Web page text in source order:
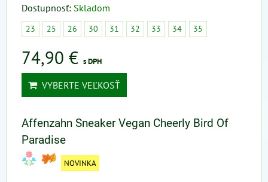
Dostupnosť: Skladom
23 25 26 30 31 32 33 34 35
74,90 € s DPH
VYBERTE VEĽKOSŤ
Affenzahn Sneaker Vegan Cheerly Bird Of
Paradise
NOVINKA